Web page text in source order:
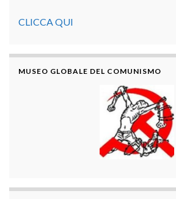
CLICCA QUI
MUSEO GLOBALE DEL COMUNISMO